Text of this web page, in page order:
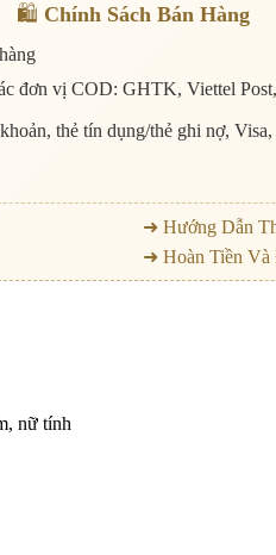
🛍️ Chính Sách Bán Hàng
đơn vị COD: GHTK, Viettel
thẻ tín dụng/thẻ ghi nợ,
➜ Hướng Dẫn
➜ Hoàn Tiền Và
nữ tính